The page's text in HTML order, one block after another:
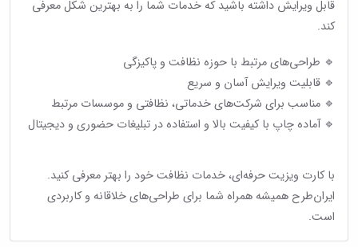
قابل ویرایش داشته باشید که خدمات شما را به بهترین شکل معرفی
کند.
🔹 طراحی‌های مرتبط با حوزه نظافت و پاکیزگی
🔹 قابلیت ویرایش آسان و سریع
🔹 مناسب برای شرکت‌های خدماتی، نظافتی و موسسات مرتبط
🔹 آماده چاپ با کیفیت بالا و استفاده در تبلیغات حضوری و دیجیتال
با کارت ویزیت حرفه‌ای، خدمات نظافت خود را بهتر معرفی کنید.
ایران‌طرح همیشه همراه شما برای طراحی‌های خلاقانه و کاربردی
است.